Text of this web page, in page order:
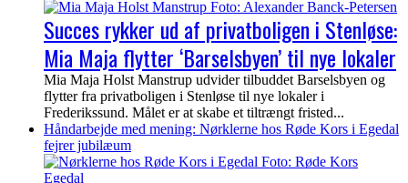
Succes rykker ud af privatboligen i Stenløse:
Mia Maja flytter ‘Barselsbyen’ til nye lokaler
Mia Maja Holst Manstrup udvider tilbuddet Barselsbyen og
flytter fra privatboligen i Stenløse til nye lokaler i
Frederikssund. Målet er at skabe et tiltrængt fristed...
Håndarbejde med mening: Nørklerne hos Røde Kors i Egedal
fejrer jubilæum